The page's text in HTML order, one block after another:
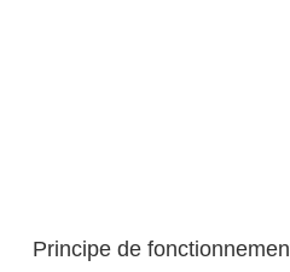
Principe de